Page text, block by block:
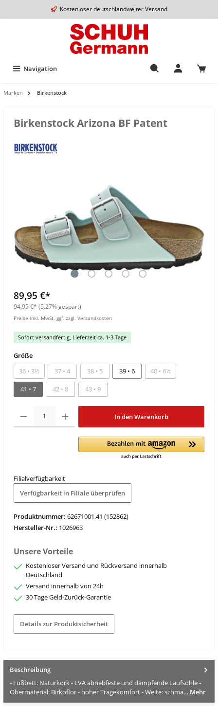
Kostenloser deutschlandweiter Versand
Navigation
Marken Birkenstock
Birkenstock Arizona BF Patent
89,95 €*
94,95 €*(5.27% gespart)
Preise inkl. MwSt. ggf. zzgl. Versandkosten
Sofort versandfertig, Lieferzeit ca. 1-3 Tage
Größe
36 • 3½
37 • 4 38 • 5 39 • 6 40 • 6½
41 • 7 42 • 8 43 • 9
In den Warenkorb
Filialverfügbarkeit
Verfügbarkeit in Filiale überprüfen
Produktnummer: 62671001.41 (152862)
Hersteller-Nr.: 1026963
Unsere Vorteile
Kostenloser Versand und Rückversand innerhalb
Deutschland
Versand innerhalb von 24h
30 Tage Geld-Zurück-Garantie
Details zur Produktsicherheit
Beschreibung
- Fußbett: Naturkork - EVA abriebfeste und dämpfende Laufsohle -
Obermaterial: Birkoflor - hoher Tragekomfort - Weite: schma… Mehr